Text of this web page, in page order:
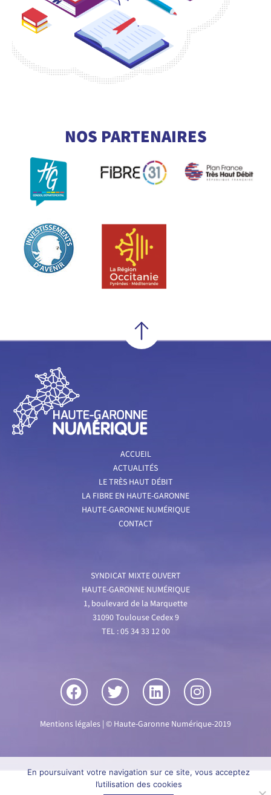
VOCABULAIRE DE LA FIBRE
En savoir +
NOS PARTENAIRES
ACCUEIL
ACTUALITÉS
LE TRÈS HAUT DÉBIT
LA FIBRE EN HAUTE-GARONNE
HAUTE-GARONNE NUMÉRIQUE
CONTACT
SYNDICAT MIXTE OUVERT
HAUTE-GARONNE NUMÉRIQUE
1, boulevard de la Marquette
31090 Toulouse Cedex 9
TEL : 05 34 33 12 00
Mentions légales | © Haute-Garonne Numérique-2019
En poursuivant votre navigation sur ce site, vous acceptez
l’utilisation des cookies